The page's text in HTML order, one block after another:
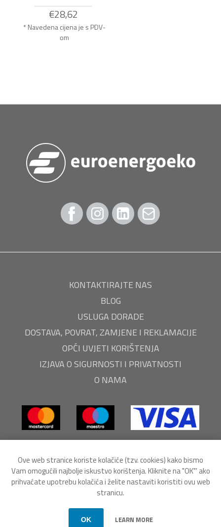
€28,62
* Navedena cijena je s PDV-
om
KONTAKTIRAJTE NAS
BLOG
USLUGA DORADE
DOSTAVA, POVRAT, ZAMJENE I REKLAMACIJE
OPĆI UVJETI KORIŠTENJA
IZJAVA O SIGURNOSTI I PRIVATNOSTI
O NAMA
Autorska prava © 2026 EuroEnergoEko webshop. Sva prava
Ove web stranice koriste kolačiće (tzv. cookies) kako bismo
Vam omogućili najbolje iskustvo korištenja. Kliknite na "OK"' ako
prihvaćate upotrebu kolačića i želite nastaviti koristiti ovu web
stranicu.
OK LEARN MORE